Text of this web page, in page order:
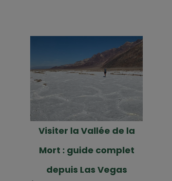
Visiter la Vallée de la
Mort : guide complet
depuis Las Vegas